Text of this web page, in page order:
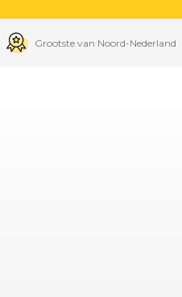
Grootste van Noord-Nederland